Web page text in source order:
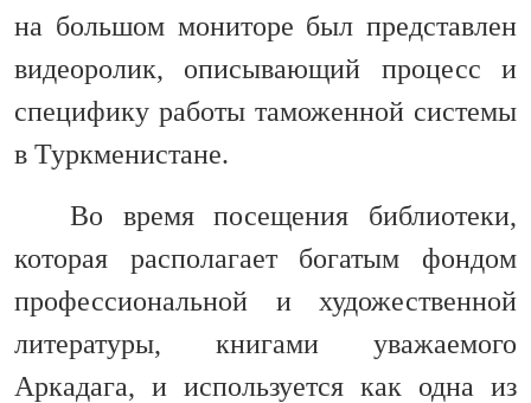
на большом мониторе был представлен
видеоролик, описывающий процесс и
специфику работы таможенной системы
в Туркменистане.
Во время посещения библиотеки,
которая располагает богатым фондом
профессиональной и художественной
литературы, книгами уважаемого
Аркадага, и используется как одна из